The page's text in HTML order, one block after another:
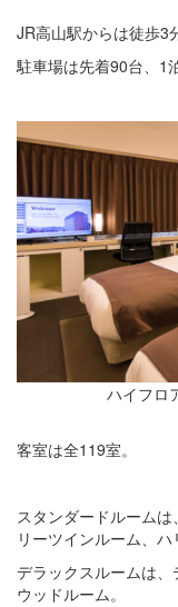
JR高山駅からは徒歩3
駐車場は先着90台、1
ハイフロ
客室は全119室。
スタンダードルーム
リーツインルーム、
デラックスルームは
ウッドルーム。